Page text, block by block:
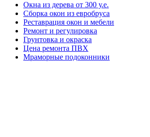
Окна из дерева от 300 у.е.
Сборка окон из евробруса
Реставрация окон и мебели
Ремонт и регулировка
Грунтовка и окраска
Цена ремонта ПВХ
Мраморные подоконники